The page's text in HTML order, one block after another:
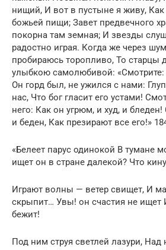
нищий, И вот в пустыне я живу,
божьей пищи; Завет предвечного
покорна там земная; И звезды
радостно играя. Когда же через
пробираюсь торопливо, То старцы
улыбкою самолюбивой: «Смотрите:
Он горд был, не ужился с нами:
нас, Что бог гласит его устами!
него: Как он угрюм, и худ, и бледен!
и беден, Как презирают все его!»
«Белеет парус одинокой В тумане
ищет он в стране далекой? Что
Играют волны — ветер свищет, И
скрыпит… Увы! он счастия не ищет
бежит!
Под ним струя светлей лазури,